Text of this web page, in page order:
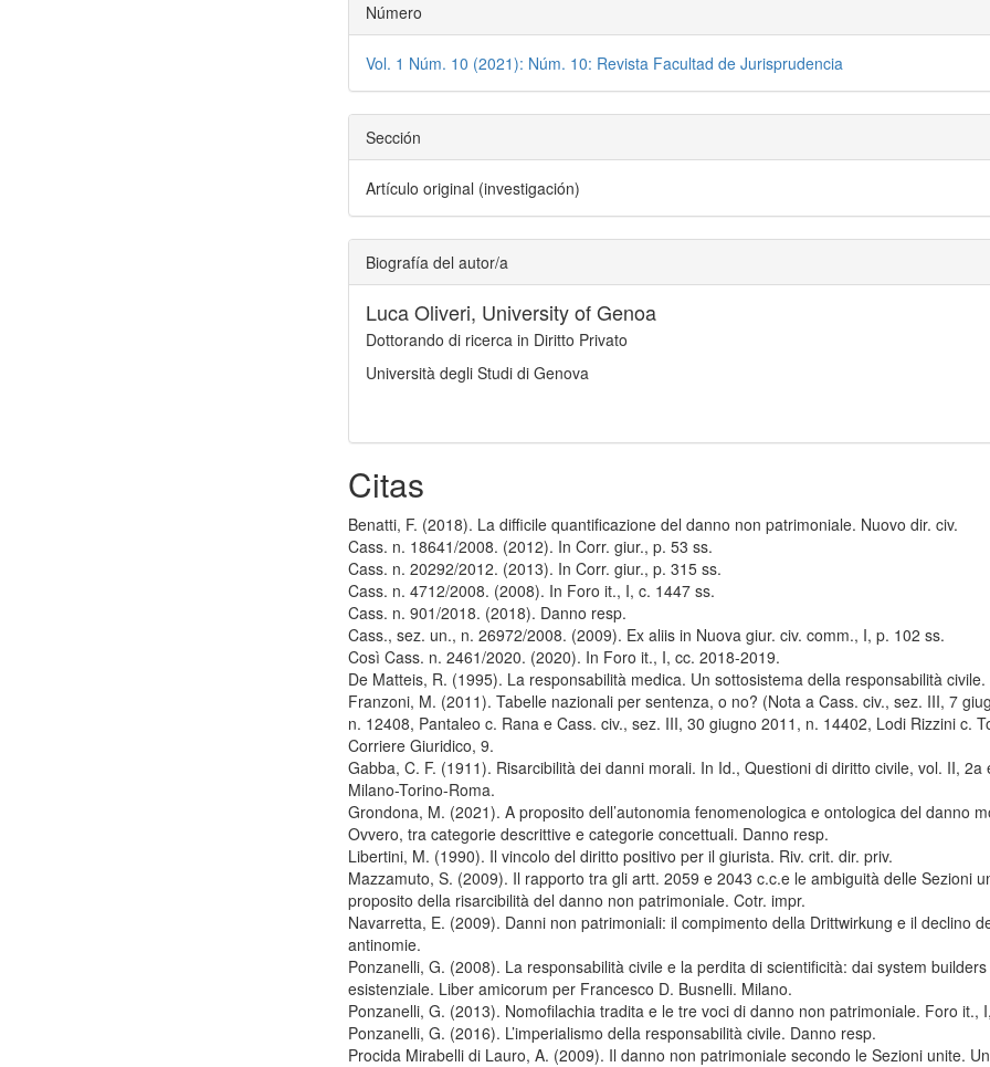
Número
Vol. 1 Núm. 10 (2021): Núm. 10: Revista Facultad de Jurisprudencia
Sección
Artículo original (investigación)
Biografía del autor/a
Luca Oliveri, University of Genoa
Dottorando di ricerca in Diritto Privato
Università degli Studi di Genova
Citas
Benatti, F. (2018). La difficile quantificazione del danno non patrimoniale. Nuovo dir. civ.
Cass. n. 18641/2008. (2012). In Corr. giur., p. 53 ss.
Cass. n. 20292/2012. (2013). In Corr. giur., p. 315 ss.
Cass. n. 4712/2008. (2008). In Foro it., I, c. 1447 ss.
Cass. n. 901/2018. (2018). Danno resp.
Cass., sez. un., n. 26972/2008. (2009). Ex aliis in Nuova giur. civ. comm., I, p. 102 ss.
Così Cass. n. 2461/2020. (2020). In Foro it., I, cc. 2018-2019.
De Matteis, R. (1995). La responsabilità medica. Un sottosistema della responsabilità
Franzoni, M. (2011). Tabelle nazionali per sentenza, o no? (Nota a Cass. civ., sez. III, 7
n. 12408, Pantaleo c. Rana e Cass. civ., sez. III, 30 giugno 2011, n. 14402, Lodi Rizzini c.
Corriere Giuridico, 9.
Gabba, C. F. (1911). Risarcibilità dei danni morali. In Id., Questioni di diritto civile, vol. II, 2a
Milano-Torino-Roma.
Grondona, M. (2021). A proposito dell’autonomia fenomenologica e ontologica del danno
Ovvero, tra categorie descrittive e categorie concettuali. Danno resp.
Libertini, M. (1990). Il vincolo del diritto positivo per il giurista. Riv. crit. dir. priv.
Mazzamuto, S. (2009). Il rapporto tra gli artt. 2059 e 2043 c.c.e le ambiguità delle Sezioni
proposito della risarcibilità del danno non patrimoniale. Cotr. impr.
Navarretta, E. (2009). Danni non patrimoniali: il compimento della Drittwirkung e il declino
antinomie.
Ponzanelli, G. (2008). La responsabilità civile e la perdita di scientificità: dai system
esistenziale. Liber amicorum per Francesco D. Busnelli. Milano.
Ponzanelli, G. (2013). Nomofilachia tradita e le tre voci di danno non patrimoniale. Foro it.,
Ponzanelli, G. (2016). L’imperialismo della responsabilità civile. Danno resp.
Procida Mirabelli di Lauro, A. (2009). Il danno non patrimoniale secondo le Sezioni unite.